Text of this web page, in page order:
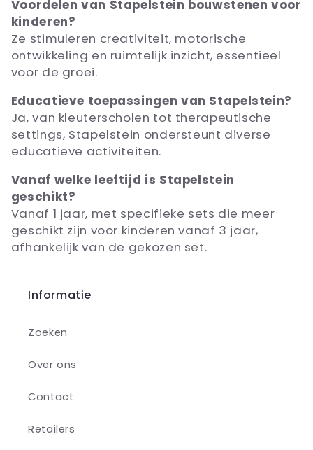
Voordelen van Stapelstein bouwstenen voor
kinderen?
Ze stimuleren creativiteit, motorische
ontwikkeling en ruimtelijk inzicht, essentieel
voor de groei.
Educatieve toepassingen van Stapelstein?
Ja, van kleuterscholen tot therapeutische
settings, Stapelstein ondersteunt diverse
educatieve activiteiten.
Vanaf welke leeftijd is Stapelstein
geschikt?
Vanaf 1 jaar, met specifieke sets die meer
geschikt zijn voor kinderen vanaf 3 jaar,
afhankelijk van de gekozen set.
Informatie
Zoeken
Over ons
Contact
Retailers